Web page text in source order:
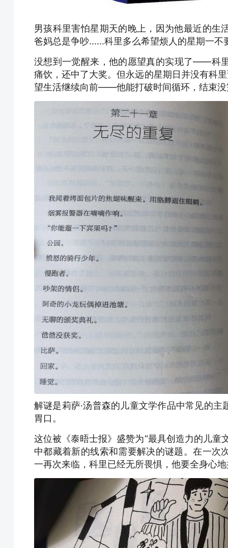
男孩科里害怕星期天的晚上，因为他最近的生
爸妈总是争吵……科里多么希望烦人的星期一不
没想到一觉醒来，他的愿望真的实现了——科
痛饮，还中了大奖。但永远的星期日并没有科
望生活继续向前——他能打破时间循环，结束没
解谜是莉萨·汤普森的儿童文学作品中常见的
胃口。
这位被《泰晤士报》盛赞为“最具创造力的儿童
中都藏着新的线索和需要解决的谜题。在一次
一再次来临，科里已经无所畏惧，他要全身心